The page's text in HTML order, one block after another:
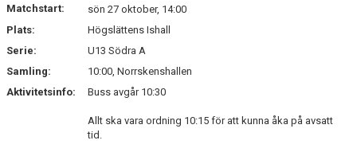
MATCHER
BILDGALLERI
Matchstart:
sön 27 oktober, 14:00
Plats:
Högslättens Ishall
Serie:
U13 Södra A
Samling:
10:00, Norrskenshallen
Aktivitetsinfo:
Buss avgår 10:30
Allt ska vara ordning 10:15 för att kunna åka på avsatt
tid.